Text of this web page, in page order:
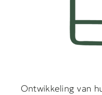
Ontwikkeling van